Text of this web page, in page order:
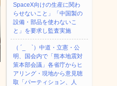
SpaceX向けの生産に関わ
らせないこと」「中国製の
設備・部品を使わないこ
と」を要求し監査実施
（ ´_ゝ`）中道・立憲・公
明、国会内で「熊本地震対
策本部会議」各省庁からヒ
アリング・現地から意見聴
取「パーティション、人